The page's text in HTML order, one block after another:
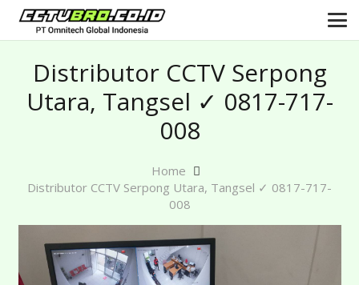
Distributor CCTV Serpong
Utara, Tangsel ✓ 0817-717-
008
Home
Distributor CCTV Serpong Utara, Tangsel ✓ 0817-717-
008